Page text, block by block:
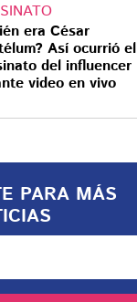
era César
Así ocurrió el
del influencer
video en vivo
PARA MÁS